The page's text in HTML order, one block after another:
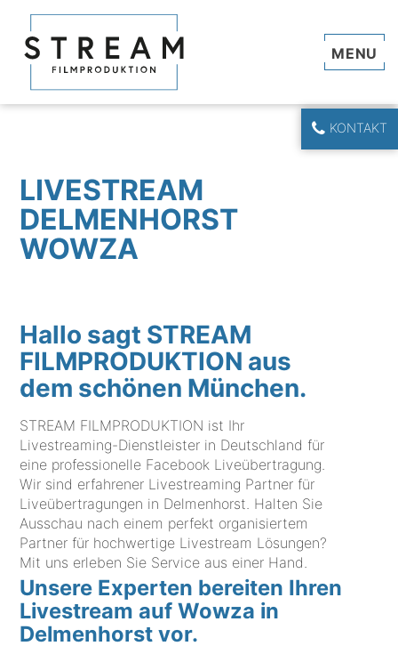
KONTAKT
LIVESTREAM
DELMENHORST
WOWZA
Hallo sagt STREAM
FILMPRODUKTION aus
dem schönen München.
STREAM FILMPRODUKTION ist Ihr
Livestreaming-Dienstleister in Deutschland für
eine professionelle Facebook Liveübertragung.
Wir sind erfahrener Livestreaming Partner für
Liveübertragungen in Delmenhorst. Halten Sie
Ausschau nach einem perfekt organisiertem
Partner für hochwertige Livestream Lösungen?
Mit uns erleben Sie Service aus einer Hand.
Unsere Experten bereiten Ihren
Livestream auf Wowza in
Delmenhorst vor.